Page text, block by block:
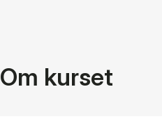
Om kurset